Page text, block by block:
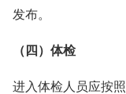
发布。
（四）体检
进入体检人员应按